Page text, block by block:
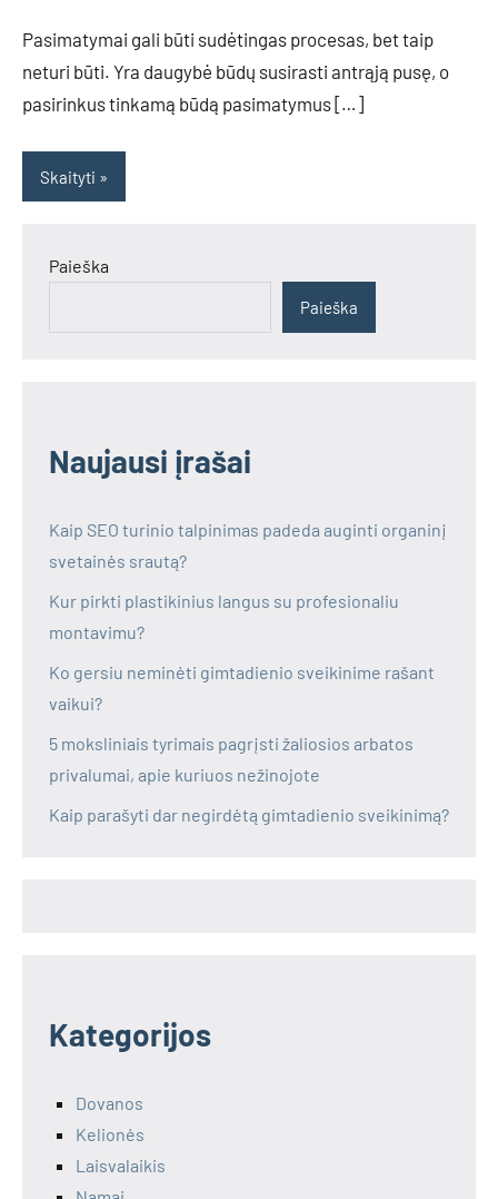
Pasimatymai gali būti sudėtingas procesas, bet taip
neturi būti. Yra daugybė būdų susirasti antrąją pusę, o
pasirinkus tinkamą būdą pasimatymus […]
Skaityti
Paieška
Paieška
Naujausi įrašai
Kaip SEO turinio talpinimas padeda auginti organinį
svetainės srautą?
Kur pirkti plastikinius langus su profesionaliu
montavimu?
Ko gersiu neminėti gimtadienio sveikinime rašant
vaikui?
5 moksliniais tyrimais pagrįsti žaliosios arbatos
privalumai, apie kuriuos nežinojote
Kaip parašyti dar negirdėtą gimtadienio sveikinimą?
Kategorijos
Dovanos
Kelionės
Laisvalaikis